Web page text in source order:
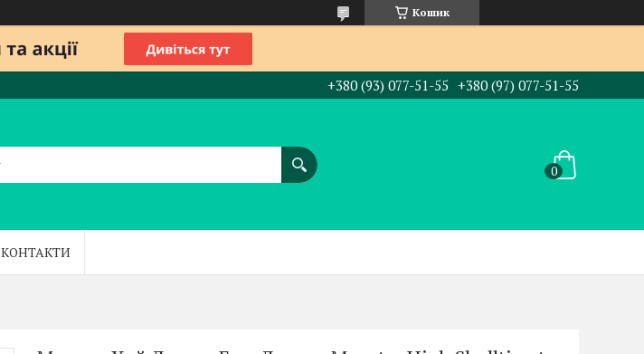
Кошик
+380 (93) 077-51-55 +380 (97) 077-51-55
КОНТАКТИ